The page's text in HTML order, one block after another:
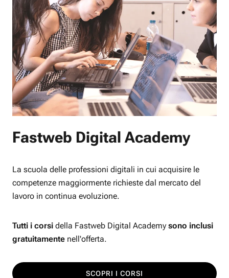
Fastweb Digital Academy
La scuola delle professioni digitali in cui acquisire le
competenze maggiormente richieste dal mercato del
lavoro in continua evoluzione.
Tutti i corsi della Fastweb Digital Academy sono inclusi
gratuitamente nell'offerta.
SCOPRI I CORSI